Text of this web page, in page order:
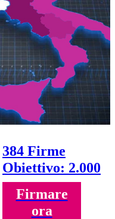
384 Firme
Obiettivo: 2.000
Firmare
ora